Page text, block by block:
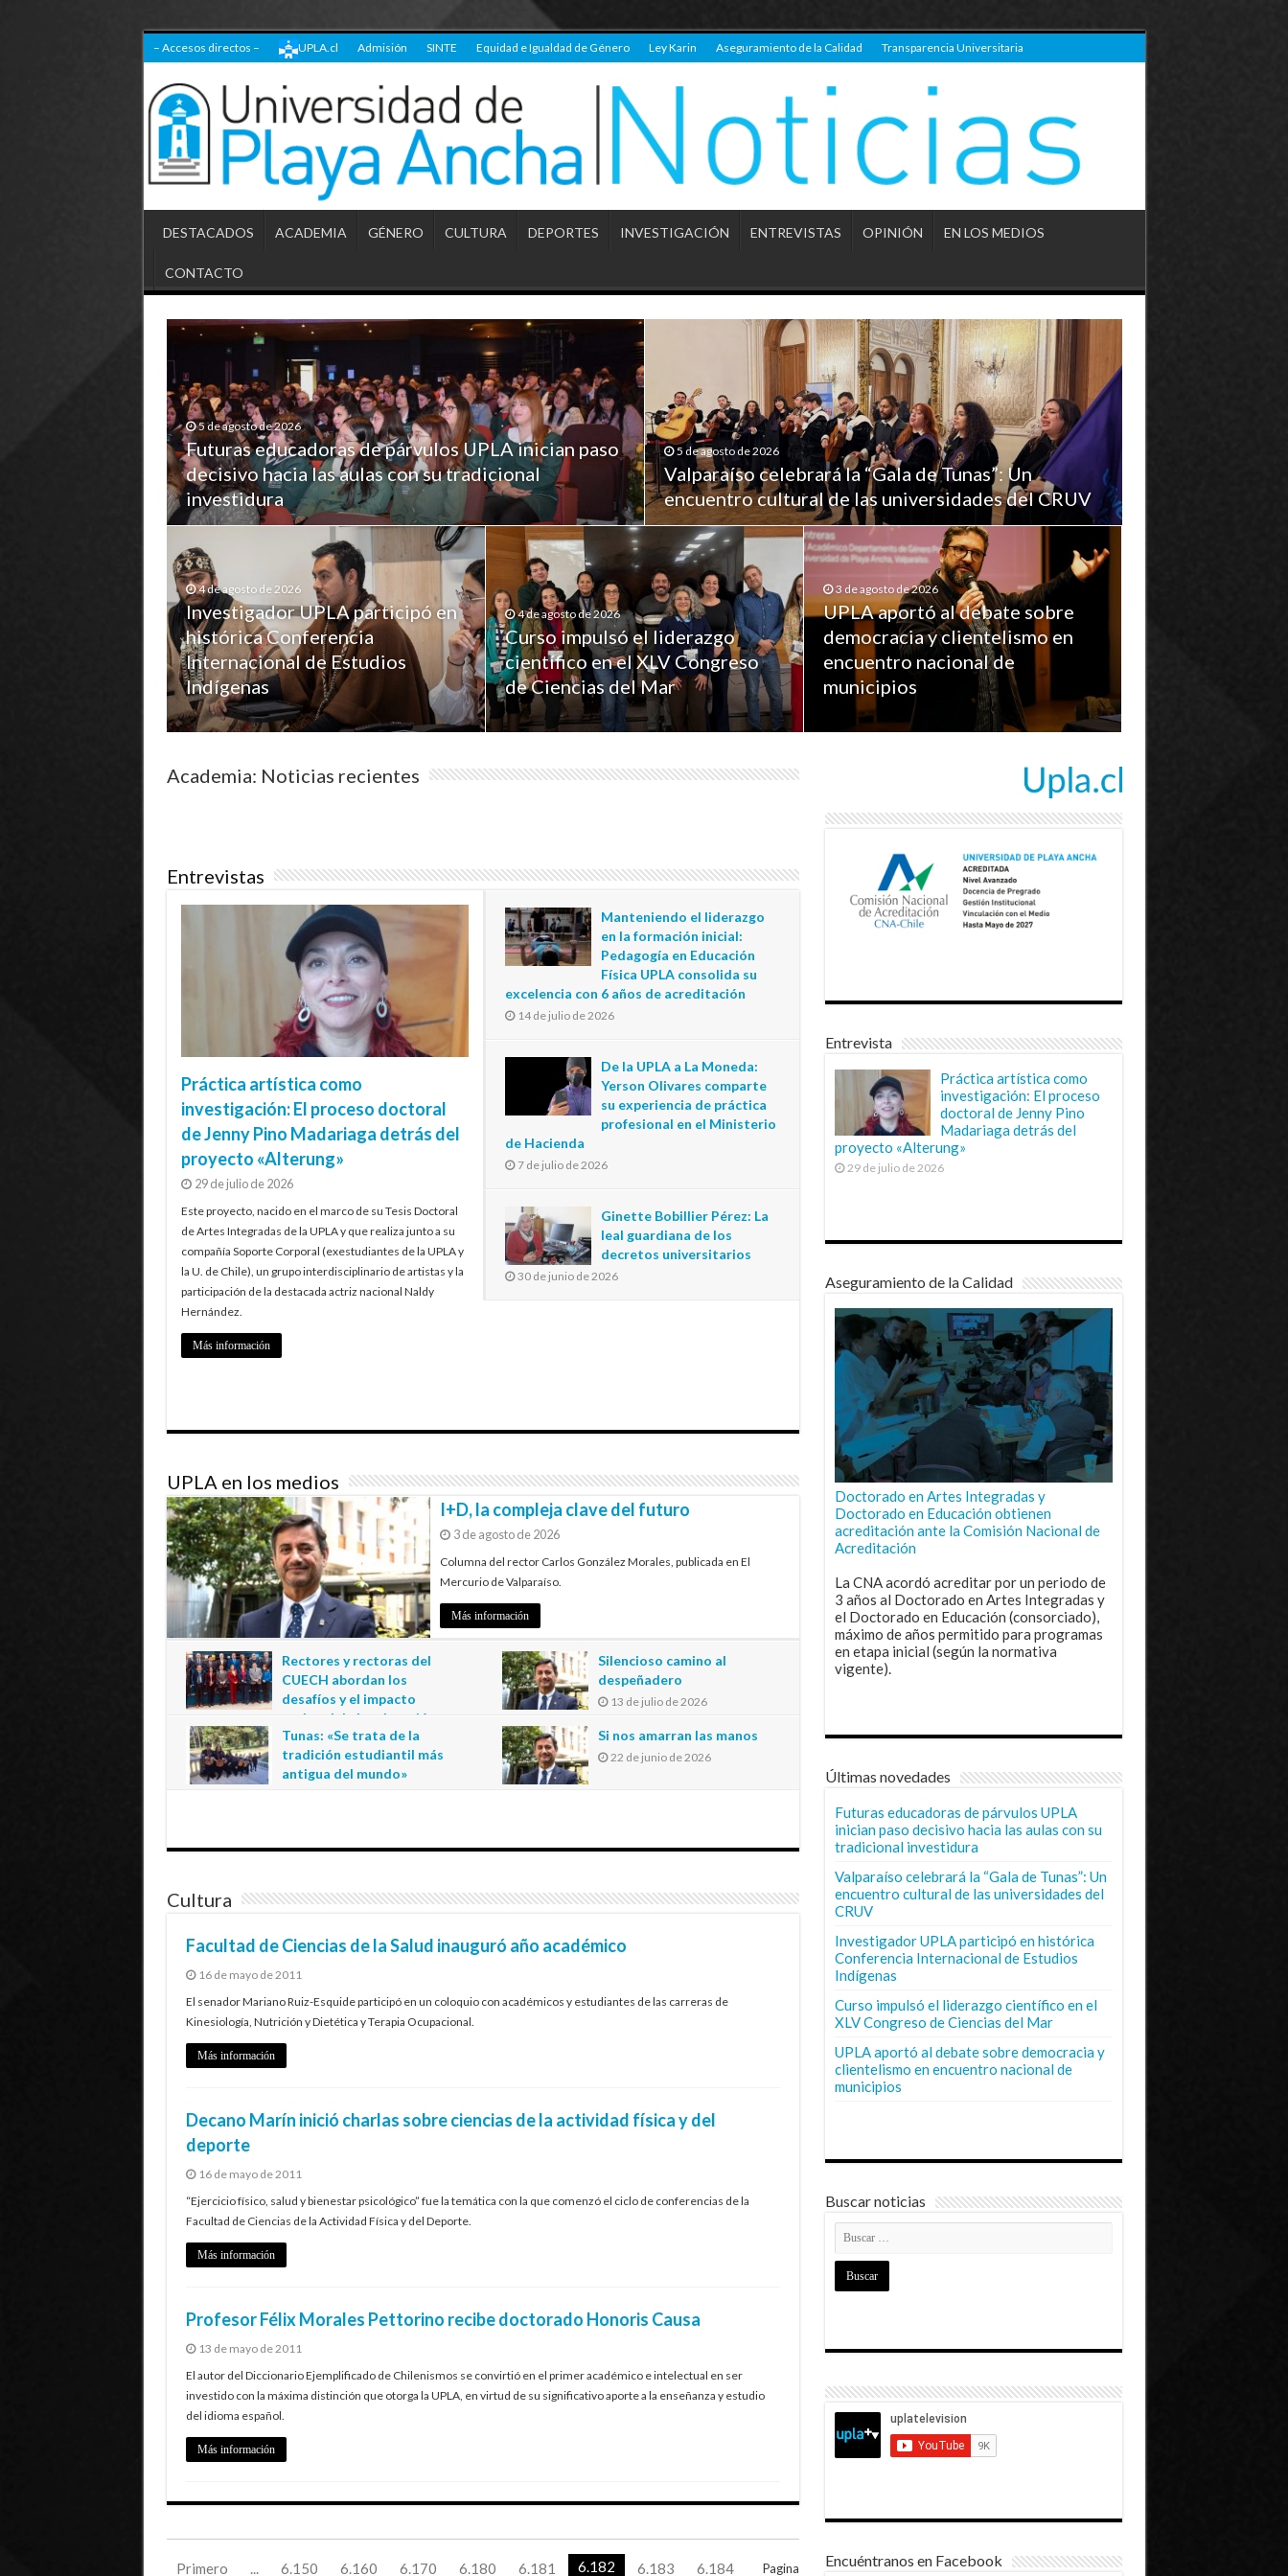
– Accesos directos – UPLA.cl Admisión SINTE Equidad e Igualdad de Género Ley Karin Aseguramiento de la Calidad Transparencia Universitaria
DESTACADOS ACADEMIA GÉNERO CULTURA DEPORTES INVESTIGACIÓN ENTREVISTAS OPINIÓN EN LOS MEDIOS
CONTACTO
5 de agosto de 2026
Futuras educadoras de párvulos UPLA inician paso
decisivo hacia las aulas con su tradicional
investidura
5 de agosto de 2026
Valparaíso celebrará la “Gala de Tunas”: Un
encuentro cultural de las universidades del CRUV
4 de agosto de 2026
Investigador UPLA participó en
histórica Conferencia
Internacional de Estudios
Indígenas
4 de agosto de 2026
Curso impulsó el liderazgo
científico en el XLV Congreso
de Ciencias del Mar
3 de agosto de 2026
UPLA aportó al debate sobre
democracia y clientelismo en
encuentro nacional de
municipios
Academia: Noticias recientes
Entrevistas
Práctica artística como
investigación: El proceso doctoral
de Jenny Pino Madariaga detrás del
proyecto «Alterung»
29 de julio de 2026
Este proyecto, nacido en el marco de su Tesis Doctoral
de Artes Integradas de la UPLA y que realiza junto a su
compañía Soporte Corporal (exestudiantes de la UPLA y
la U. de Chile), un grupo interdisciplinario de artistas y la
participación de la destacada actriz nacional Naldy
Hernández.
Más información
Manteniendo el liderazgo
en la formación inicial:
Pedagogía en Educación
Física UPLA consolida su
excelencia con 6 años de acreditación
14 de julio de 2026
De la UPLA a La Moneda:
Yerson Olivares comparte
su experiencia de práctica
profesional en el Ministerio
de Hacienda
7 de julio de 2026
Ginette Bobillier Pérez: La
leal guardiana de los
decretos universitarios
30 de junio de 2026
UPLA en los medios
I+D, la compleja clave del futuro
3 de agosto de 2026
Columna del rector Carlos González Morales, publicada en El
Mercurio de Valparaíso.
Más información
Rectores y rectoras del
CUECH abordan los
desafíos y el impacto
regional de la educación
estatal en Tarapacá
20 de julio de 2026
Silencioso camino al
despeñadero
13 de julio de 2026
Tunas: «Se trata de la
tradición estudiantil más
antigua del mundo»
Si nos amarran las manos
22 de junio de 2026
Cultura
Facultad de Ciencias de la Salud inauguró año académico
16 de mayo de 2011
El senador Mariano Ruiz-Esquide participó en un coloquio con académicos y estudiantes de las carreras de
Kinesiología, Nutrición y Dietética y Terapia Ocupacional.
Más información
Decano Marín inició charlas sobre ciencias de la actividad física y del
deporte
16 de mayo de 2011
“Ejercicio físico, salud y bienestar psicológico” fue la temática con la que comenzó el ciclo de conferencias de la
Facultad de Ciencias de la Actividad Física y del Deporte.
Más información
Profesor Félix Morales Pettorino recibe doctorado Honoris Causa
13 de mayo de 2011
El autor del Diccionario Ejemplificado de Chilenismos se convirtió en el primer académico e intelectual en ser
investido con la máxima distinción que otorga la UPLA, en virtud de su significativo aporte a la enseñanza y estudio
del idioma español.
Más información
Pagina
Primero 6.150 6.160 6.170 6.180 6.181 6.182 6.183 6.184
Entrevista
Práctica artística como
investigación: El proceso
doctoral de Jenny Pino
Madariaga detrás del
proyecto «Alterung»
29 de julio de 2026
Aseguramiento de la Calidad
Doctorado en Artes Integradas y
Doctorado en Educación obtienen
acreditación ante la Comisión Nacional de
Acreditación
La CNA acordó acreditar por un periodo de
3 años al Doctorado en Artes Integradas y
el Doctorado en Educación (consorciado),
máximo de años permitido para programas
en etapa inicial (según la normativa
vigente).
Últimas novedades
Futuras educadoras de párvulos UPLA
inician paso decisivo hacia las aulas con su
tradicional investidura
Valparaíso celebrará la “Gala de Tunas”: Un
encuentro cultural de las universidades del
CRUV
Investigador UPLA participó en histórica
Conferencia Internacional de Estudios
Indígenas
Curso impulsó el liderazgo científico en el
XLV Congreso de Ciencias del Mar
UPLA aportó al debate sobre democracia y
clientelismo en encuentro nacional de
municipios
Buscar noticias
Encuéntranos en Facebook